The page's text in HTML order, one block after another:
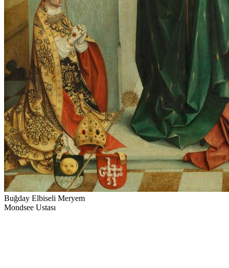
Buğday Elbiseli Meryem
Mondsee Ustası